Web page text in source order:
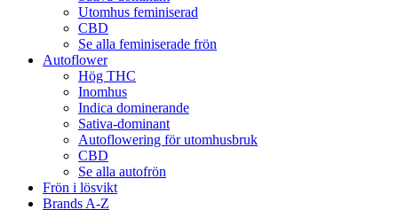
Utomhus feminiserad
CBD
Se alla feminiserade frön
Autoflower
Hög THC
Inomhus
Indica dominerande
Sativa-dominant
Autoflowering för utomhusbruk
CBD
Se alla autofrön
Frön i lösvikt
Brands A-Z